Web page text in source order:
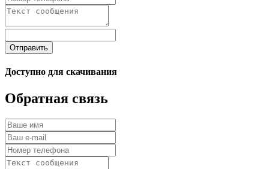
Отправить
Доступно для скачивания
Обратная связь